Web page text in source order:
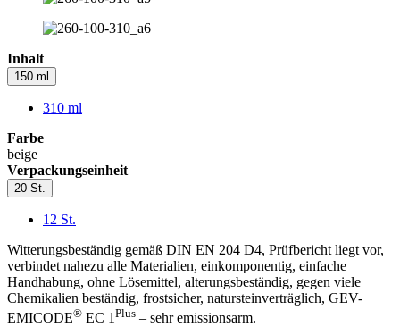
Inhalt
150 ml
310 ml
Farbe
beige
Verpackungseinheit
20 St.
12 St.
Witterungsbeständig gemäß DIN EN 204 D4, Prüfbericht liegt vor,
verbindet nahezu alle Materialien, einkomponentig, einfache
Handhabung, ohne Lösemittel, alterungsbeständig, gegen viele
Chemikalien beständig, frostsicher, natursteinverträglich, GEV-
EMICODE® EC 1 Plus – sehr emissionsarm.